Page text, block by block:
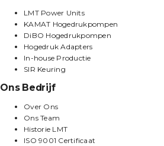
LMT Power Units
KAMAT Hogedrukpompen
DiBO Hogedrukpompen
Hogedruk Adapters
In-house Productie
SIR Keuring
Ons Bedrijf
Over Ons
Ons Team
Historie LMT
ISO 9001 Certificaat